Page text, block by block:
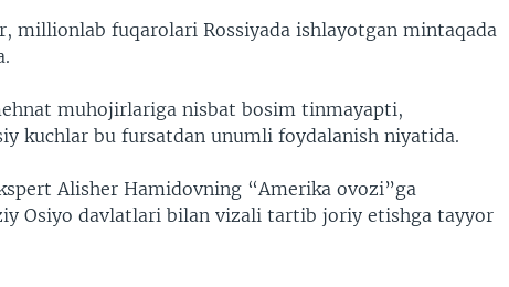
millionlab fuqarolari Rossiyada ishlayotgan mintaqada
muhojirlariga nisbat bosim tinmayapti,
kuchlar bu fursatdan unumli foydalanish niyatida.
Alisher Hamidovning “Amerika ovozi”ga
Osiyo davlatlari bilan vizali tartib joriy etishga tayyor